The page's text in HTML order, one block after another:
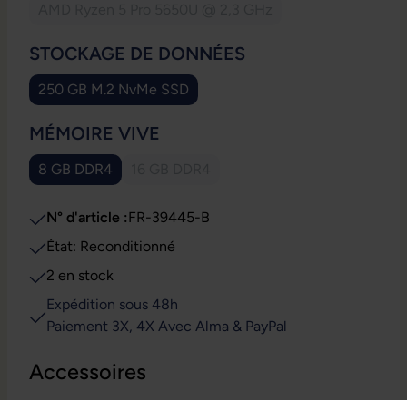
SÉLECTIONNEZ
STOCKAGE DE DONNÉES
250 GB M.2 NvMe SSD
SÉLECTIONNEZ
MÉMOIRE VIVE
8 GB DDR4
N° d'article :FR-39445-B
État: Reconditionné
2 en stock
Expédition sous 48h
Paiement 3X, 4X Avec Alma & PayPal
Accessoires